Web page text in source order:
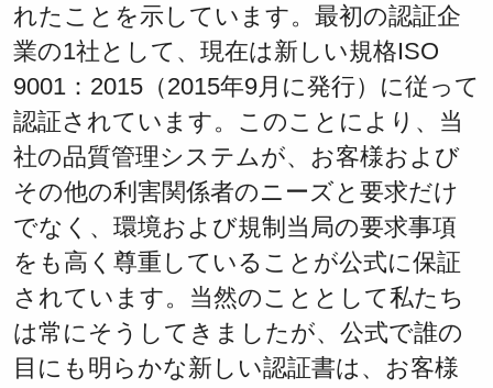
れたことを示しています。最初の認証企
業の1社として、現在は新しい規格ISO
9001：2015（2015年9月に発行）に従って
認証されています。このことにより、当
社の品質管理システムが、お客様および
その他の利害関係者のニーズと要求だけ
でなく、環境および規制当局の要求事項
をも高く尊重していることが公式に保証
されています。当然のこととして私たち
は常にそうしてきましたが、公式で誰の
目にも明らかな新しい認証書は、お客様